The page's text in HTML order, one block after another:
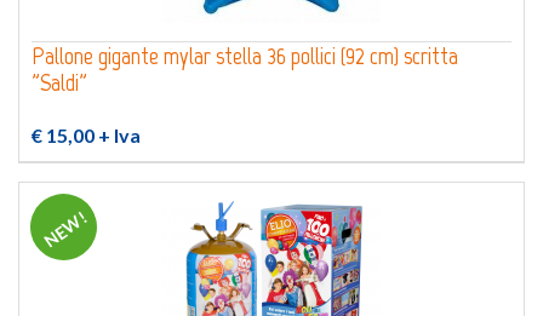
Pallone gigante mylar stella 36 pollici (92 cm) scritta
"Saldi"
€ 15,00 + Iva
NEW!